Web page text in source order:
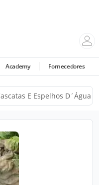
Academy Fornecedores
E Espelhos D´água